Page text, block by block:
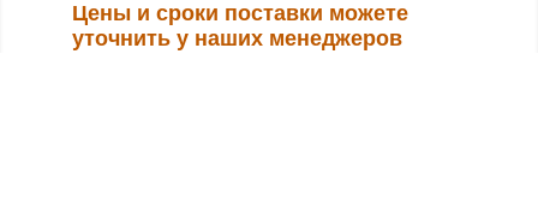
Цены и сроки поставки можете
уточнить у наших менеджеров